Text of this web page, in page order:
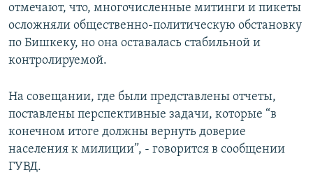
отмечают, что, многочисленные митинги и пикеты
осложняли общественно-политическую обстановку
по Бишкеку, но она оставалась стабильной и
контролируемой.
На совещании, где были представлены отчеты,
поставлены перспективные задачи, которые “в
конечном итоге должны вернуть доверие
населения к милиции”, - говорится в сообщении
ГУВД.